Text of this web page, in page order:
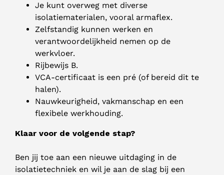
Je kunt overweg met diverse
isolatiematerialen, vooral armaflex.
Zelfstandig kunnen werken en
verantwoordelijkheid nemen op de
werkvloer.
Rijbewijs B.
VCA-certificaat is een pré (of bereid dit te
halen).
Nauwkeurigheid, vakmanschap en een
flexibele werkhouding.
Klaar voor de volgende stap?
Ben jij toe aan een nieuwe uitdaging in de
isolatietechniek en wil je aan de slag bij een